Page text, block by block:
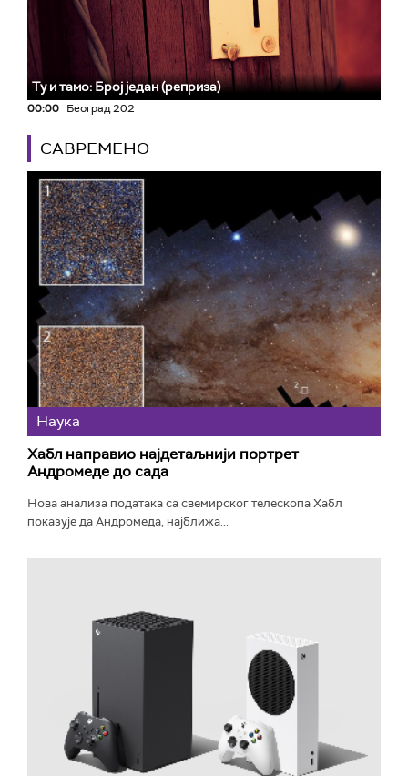
Ту и тамо: Број један (реприза)
00:00 Београд 202
САВРЕМЕНО
Наука
Хабл направио најдетаљнији портрет
Андромеде до сада
Нова анализа података са свемирског телескопа Хабл
показује да Андромеда, најближа...